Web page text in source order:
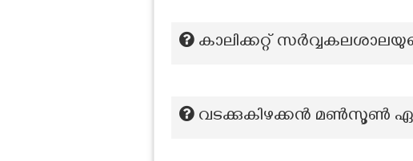
കാലിക്കറ്റ്
വടക്കുകിഴക്കൻ മൺസൂൺ